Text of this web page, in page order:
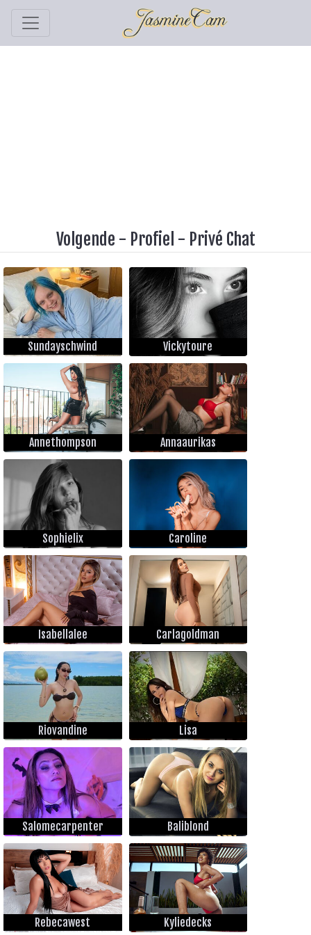
Volgende - Profiel - Privé Chat
Sundayschwind Vickytoure
Annethompson Annaaurikas
Sophielix Caroline
Isabellalee Carlagoldman
Riovandine Lisa
Salomecarpenter Baliblond
Rebecawest Kyliedecks